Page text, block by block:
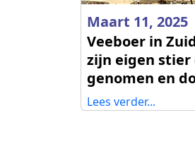
Maart 11, 2025
Veeboer in
zijn eigen stier
genomen en
Lees verder...